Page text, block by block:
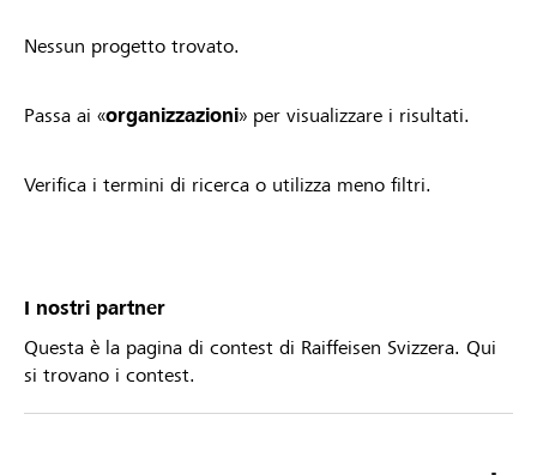
Nessun progetto trovato.
Passa ai «organizzazioni» per visualizzare i risultati.
Verifica i termini di ricerca o utilizza meno filtri.
I nostri partner
Questa è la pagina di contest di Raiffeisen Svizzera. Qui
si trovano i contest.